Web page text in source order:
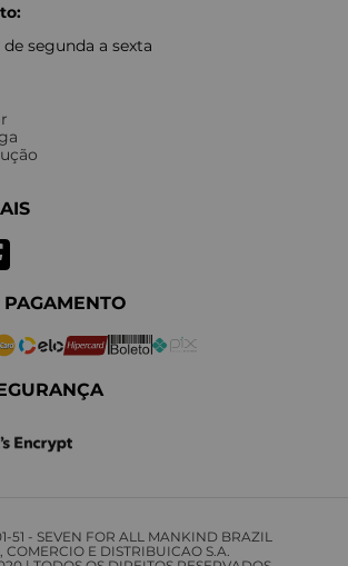
de segunda a sexta
51 - SEVEN FOR ALL MANKIND BRAZIL
COMERCIO E DISTRIBUICAO S.A.